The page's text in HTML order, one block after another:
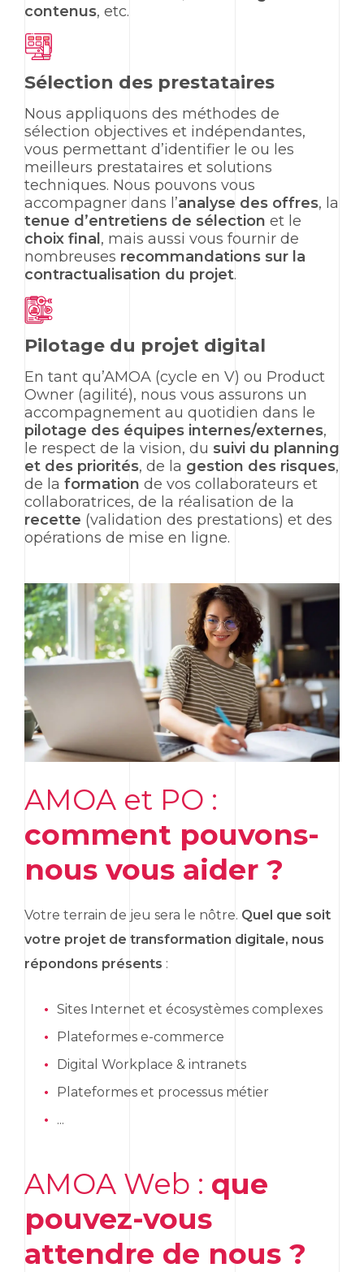
contenus, etc.
Sélection des prestataires
Nous appliquons des méthodes de
sélection objectives et indépendantes,
vous permettant d’identifier le ou les
meilleurs prestataires et solutions
techniques. Nous pouvons vous
accompagner dans l’analyse des offres, la
tenue d’entretiens de sélection et le
choix final , mais aussi vous fournir de
nombreuses recommandations sur la
contractualisation du projet.
Pilotage du projet digital
En tant qu’AMOA (cycle en V) ou Product
Owner (agilité), nous vous assurons un
accompagnement au quotidien dans le
pilotage des équipes internes/externes,
le respect de la vision, du suivi du planning
et des priorités, de la gestion des risques,
de la formation de vos collaborateurs et
collaboratrices, de la réalisation de la
recette (validation des prestations) et des
opérations de mise en ligne.
AMOA et PO :
comment pouvons-
nous vous aider ?
Votre terrain de jeu sera le nôtre. Quel que soit
votre projet de transformation digitale, nous
répondons présents :
Sites Internet et écosystèmes complexes
Plateformes e-commerce
Digital Workplace & intranets
Plateformes et processus métier
...
AMOA Web : que
pouvez-vous
attendre de nous ?